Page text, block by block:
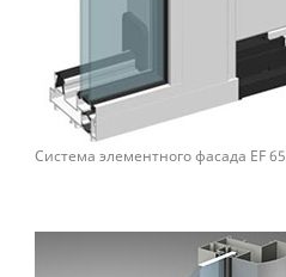
Система элементного фасада EF 65